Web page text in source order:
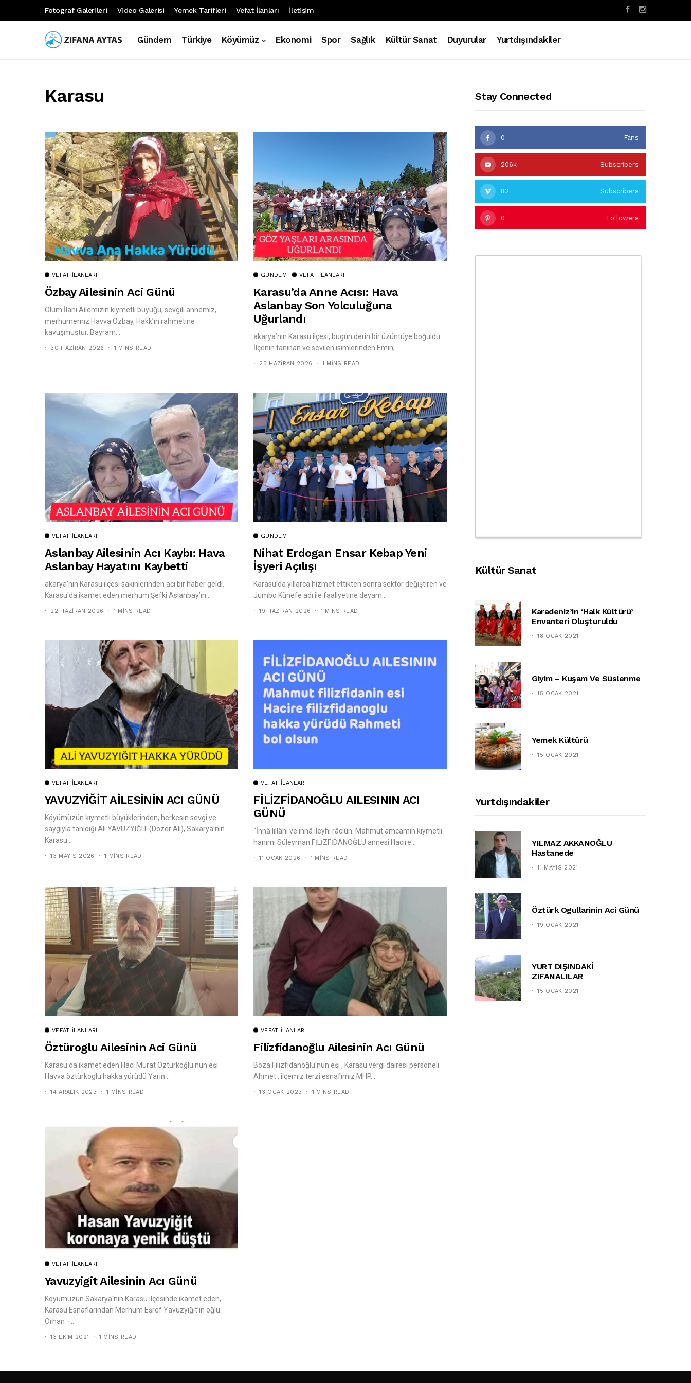
Fotograf Galerileri Video Galerisi Yemek Tarifleri Vefat İlanları İletişim
Gündem Türkiye Köyümüz Ekonomi Spor Sağlık Kültür Sanat Duyurular Yurtdışındakiler
Karasu
VEFAT İLANLARI
Özbay Ailesinin Aci Günü
Ölüm İlanı Ailemizin kıymetli büyüğü, sevgili annemiz,
merhumemiz Havva Özbay, Hakk’ın rahmetine
kavuşmuştur. Bayram...
30 HAZIRAN 2026 1 MINS READ
GÜNDEM VEFAT İLANLARI
Karasu’da Anne Acısı: Hava
Aslanbay Son Yolculuğuna
Uğurlandı
akarya’nın Karasu ilçesi, bugün derin bir üzüntüye boğuldu.
İlçenin tanınan ve sevilen isimlerinden Emin,...
23 HAZIRAN 2026 1 MINS READ
VEFAT İLANLARI
Aslanbay Ailesinin Acı Kaybı: Hava
Aslanbay Hayatını Kaybetti
akarya’nın Karasu ilçesi sakinlerinden acı bir haber geldi.
Karasu'da ikamet eden merhum Şefki Aslanbay’ın...
22 HAZIRAN 2026 1 MINS READ
GÜNDEM
Nihat Erdogan Ensar Kebap Yeni
İşyeri Açılışı
Karasu’da yıllarca hizmet ettikten sonra sektör değiştiren ve
Jumbo Künefe adı ile faaliyetine devam...
19 HAZIRAN 2026 1 MINS READ
VEFAT İLANLARI
YAVUZYİĞİT AİLESİNİN ACI GÜNÜ
Köyümüzün kıymetli büyüklerinden, herkesin sevgi ve
saygıyla tanıdığı Ali YAVUZYIĞIT (Dozer Ali), Sakarya’nın
Karasu...
13 MAYIS 2026 1 MINS READ
VEFAT İLANLARI
FİLİZFİDANOĞLU AILESININ ACI
GÜNÜ
“İnnâ lillâhi ve innâ ileyhi râciûn. Mahmut amcamın kıymetli
hanımı Süleyman FİLİZFİDANOĞLU annesi Hacire...
11 OCAK 2026 1 MINS READ
VEFAT İLANLARI
Öztüroglu Ailesinin Aci Günü
Karasu da ikamet eden Hacı Murat Öztürkoğlu nun eşi
Havva öztürkoglu hakka yürüdü Yarın...
14 ARALIK 2023 1 MINS READ
VEFAT İLANLARI
Filizfidanoğlu Ailesinin Acı Günü
Boza Filizfidanoğlu'nun eşi , Karasu vergi dairesi personeli
Ahmet , ilçemiz terzi esnafımız MHP...
13 OCAK 2023 1 MINS READ
VEFAT İLANLARI
Yavuzyigit Ailesinin Acı Günü
Köyümüzün Sakarya'nın Karasu ilçesinde ikamet eden,
Karasu Esnaflarından Merhum Eşref Yavuzyiğit’in oğlu.
Orhan –...
13 EKIM 2021 1 MINS READ
Stay Connected
0 Fans
206k Subscribers
82 Subscribers
0 Followers
Kültür Sanat
Karadeniz’in ‘halk Kültürü’
Envanteri Oluşturuldu
18 OCAK 2021
Giyim – Kuşam Ve Süslenme
15 OCAK 2021
Yemek Kültürü
15 OCAK 2021
Yurtdışındakiler
YILMAZ AKKANOĞLU
Hastanede
11 MAYIS 2021
Öztürk Ogullarinin Aci Günü
19 OCAK 2021
YURT DIŞINDAKİ
ZIFANALILAR
15 OCAK 2021
TAKIP ET